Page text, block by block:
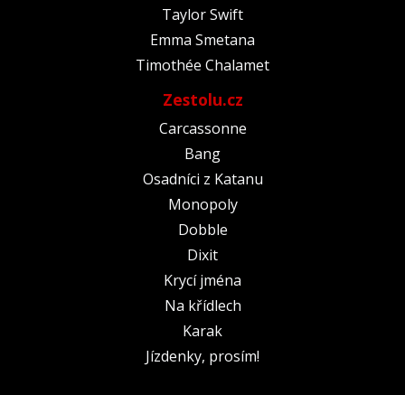
Taylor Swift
Emma Smetana
Timothée Chalamet
Zestolu.cz
Carcassonne
Bang
Osadníci z Katanu
Monopoly
Dobble
Dixit
Krycí jména
Na křídlech
Karak
Jízdenky, prosím!